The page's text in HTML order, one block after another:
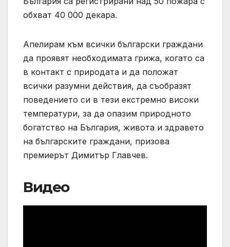
обхват 40 000 декара.
Апелирам към всички български граждани
да проявят необходимата грижа, когато са
в контакт с природата и да положат
всички разумни действия, да съобразят
поведението си в тези екстремно високи
температури, за да опазим природното
богатство на България, живота и здравето
на българските граждани, призова
премиерът Димитър Главчев.
Видео